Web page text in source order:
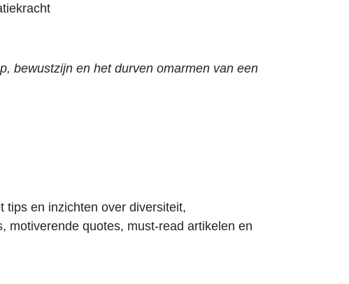
bewustzijn en het durven omarmen van een
tips en inzichten over diversiteit,
motiverende quotes, must-read artikelen en